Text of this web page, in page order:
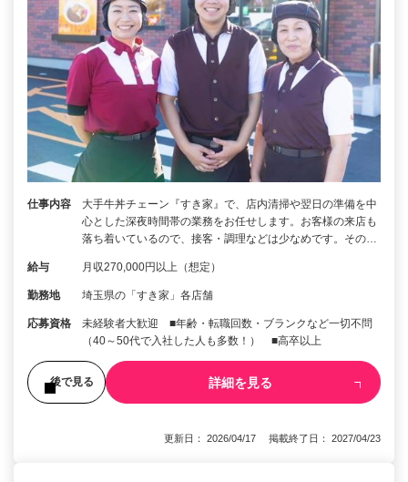
仕事内容
大手牛丼チェーン『すき家』で、店内清掃や翌日の準備を中
心とした深夜時間帯の業務をお任せします。お客様の来店も
落ち着いているので、接客・調理などは少なめです。その…
給与 月収270,000円以上（想定）
勤務地 埼玉県の「すき家」各店舗
応募資格
未経験者大歓迎 ■年齢・転職回数・ブランクなど一切不問
（40～50代で入社した人も多数！） ■高卒以上
後で見る 詳細を見る
更新日： 2026/04/17 掲載終了日： 2027/04/23